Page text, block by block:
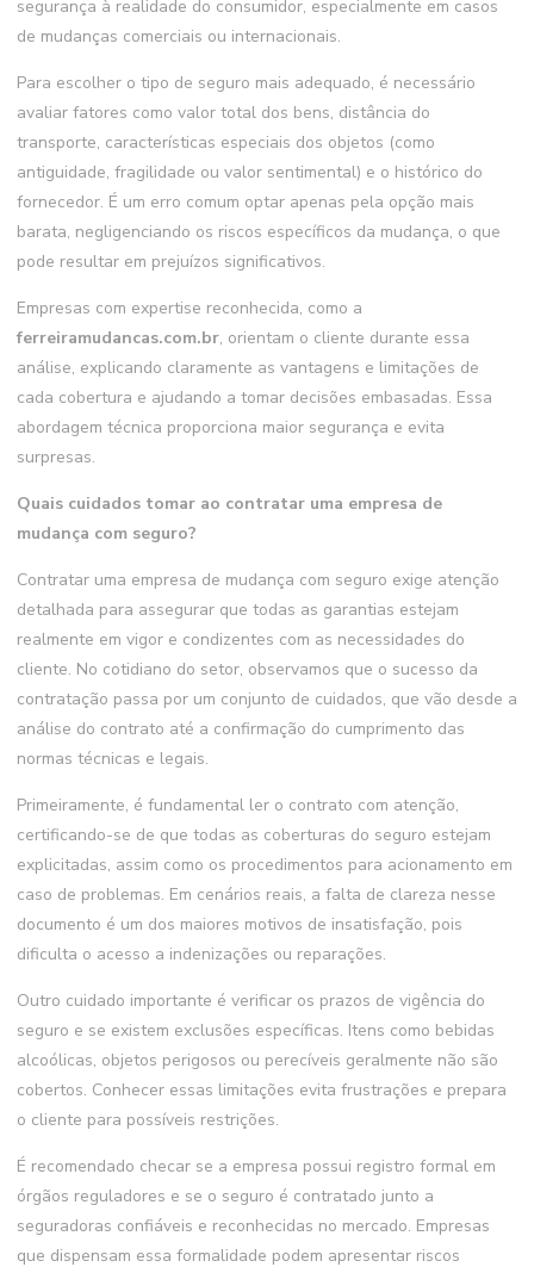
segurança à realidade do consumidor, especialmente em casos
de mudanças comerciais ou internacionais.
Para escolher o tipo de seguro mais adequado, é necessário
avaliar fatores como valor total dos bens, distância do
transporte, características especiais dos objetos (como
antiguidade, fragilidade ou valor sentimental) e o histórico do
fornecedor. É um erro comum optar apenas pela opção mais
barata, negligenciando os riscos específicos da mudança, o que
pode resultar em prejuízos significativos.
Empresas com expertise reconhecida, como a
ferreiramudancas.com.br, orientam o cliente durante essa
análise, explicando claramente as vantagens e limitações de
cada cobertura e ajudando a tomar decisões embasadas. Essa
abordagem técnica proporciona maior segurança e evita
surpresas.
Quais cuidados tomar ao contratar uma empresa de
mudança com seguro?
Contratar uma empresa de mudança com seguro exige atenção
detalhada para assegurar que todas as garantias estejam
realmente em vigor e condizentes com as necessidades do
cliente. No cotidiano do setor, observamos que o sucesso da
contratação passa por um conjunto de cuidados, que vão desde a
análise do contrato até a confirmação do cumprimento das
normas técnicas e legais.
Primeiramente, é fundamental ler o contrato com atenção,
certificando-se de que todas as coberturas do seguro estejam
explicitadas, assim como os procedimentos para acionamento em
caso de problemas. Em cenários reais, a falta de clareza nesse
documento é um dos maiores motivos de insatisfação, pois
dificulta o acesso a indenizações ou reparações.
Outro cuidado importante é verificar os prazos de vigência do
seguro e se existem exclusões específicas. Itens como bebidas
alcoólicas, objetos perigosos ou perecíveis geralmente não são
cobertos. Conhecer essas limitações evita frustrações e prepara
o cliente para possíveis restrições.
É recomendado checar se a empresa possui registro formal em
órgãos reguladores e se o seguro é contratado junto a
seguradoras confiáveis e reconhecidas no mercado. Empresas
que dispensam essa formalidade podem apresentar riscos